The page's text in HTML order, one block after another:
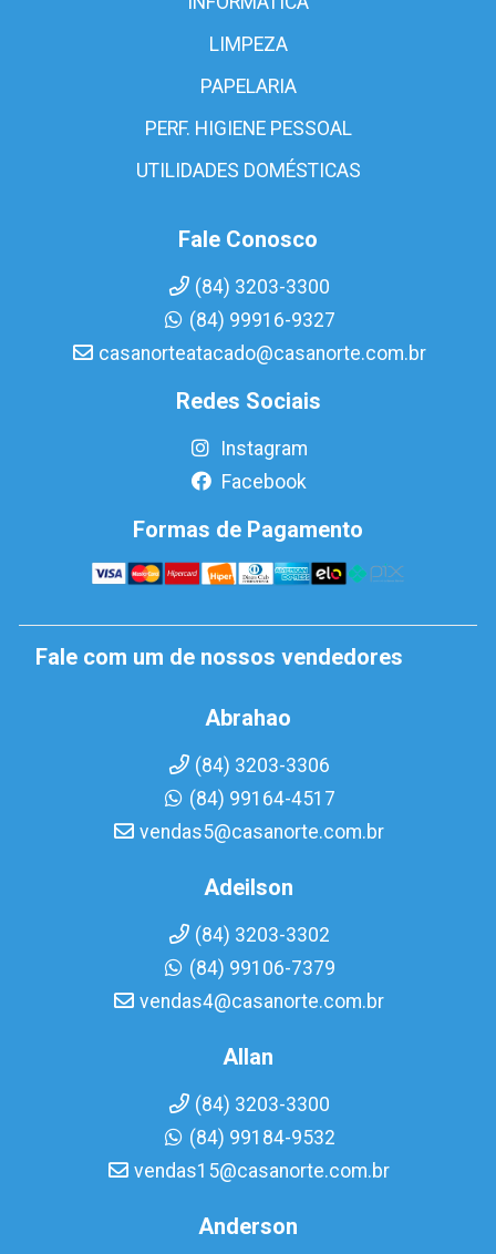
LIMPEZA
PAPELARIA
PERF. HIGIENE PESSOAL
UTILIDADES DOMÉSTICAS
Fale Conosco
(84) 3203-3300
(84) 99916-9327
casanorteatacado@casanorte.com.br
Redes Sociais
Instagram
Facebook
Formas de Pagamento
Fale com um de nossos vendedores
Abrahao
(84) 3203-3306
(84) 99164-4517
vendas5@casanorte.com.br
Adeilson
(84) 3203-3302
(84) 99106-7379
vendas4@casanorte.com.br
Allan
(84) 3203-3300
(84) 99184-9532
vendas15@casanorte.com.br
Anderson